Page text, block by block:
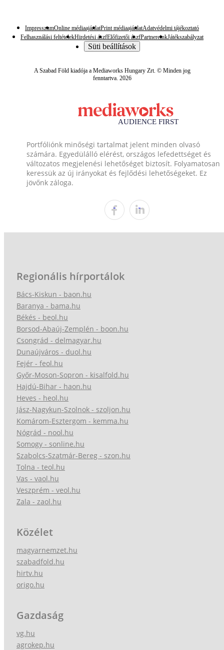
ImpresszumOnline médiaajánlatPrint médiaajánlatAdatvédelmi tájékoztató
Felhasználási feltételekHirdetési ászfElőfizetői ászfPartnereinkJátékszabályzat
Süti beállítások
A Szabad Föld kiadója a Mediaworks Hungary Zrt. © Minden jog
fenntartva. 2026
Portfóliónk minőségi tartalmat jelent minden olvasó
számára. Egyedülálló elérést, országos lefedettséget és
változatos megjelenési lehetőséget biztosít. Folyamatosan
keressük az új irányokat és fejlődési lehetőségeket. Ez
jövőnk záloga.
Regionális hírportálok
Bács-Kiskun - baon.hu
Baranya - bama.hu
Békés - beol.hu
Borsod-Abaúj-Zemplén - boon.hu
Csongrád - delmagyar.hu
Dunaújváros - duol.hu
Fejér - feol.hu
Győr-Moson-Sopron - kisalfold.hu
Hajdú-Bihar - haon.hu
Heves - heol.hu
Jász-Nagykun-Szolnok - szoljon.hu
Komárom-Esztergom - kemma.hu
Nógrád - nool.hu
Somogy - sonline.hu
Szabolcs-Szatmár-Bereg - szon.hu
Tolna - teol.hu
Vas - vaol.hu
Veszprém - veol.hu
Zala - zaol.hu
Közélet
magyarnemzet.hu
szabadfold.hu
hirtv.hu
origo.hu
Gazdaság
vg.hu
agrokep.hu